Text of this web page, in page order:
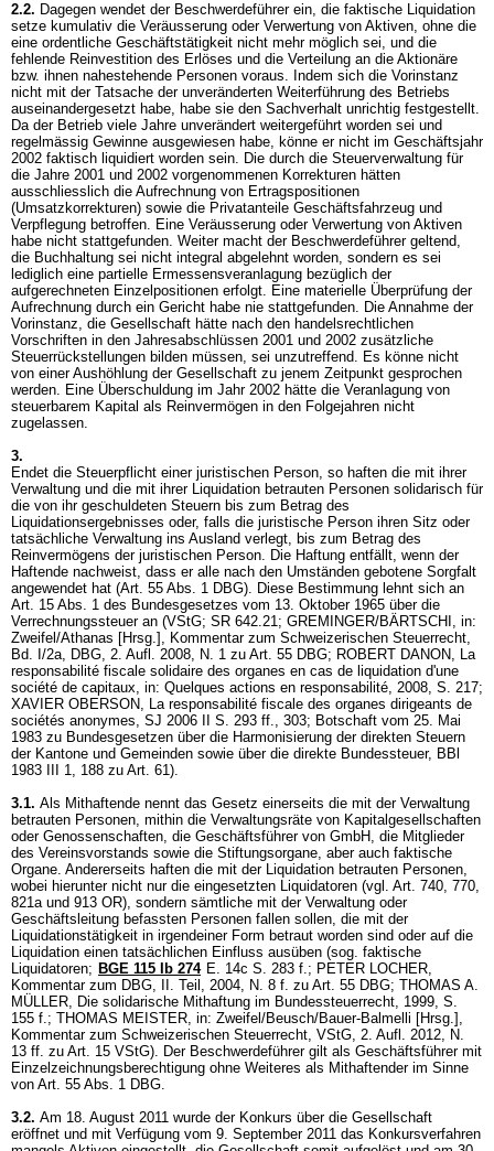
2.2. Dagegen wendet der Beschwerdeführer ein, die faktische Liquidation
setze kumulativ die Veräusserung oder Verwertung von Aktiven, ohne die
eine ordentliche Geschäftstätigkeit nicht mehr möglich sei, und die
fehlende Reinvestition des Erlöses und die Verteilung an die Aktionäre
bzw. ihnen nahestehende Personen voraus. Indem sich die Vorinstanz
nicht mit der Tatsache der unveränderten Weiterführung des Betriebs
auseinandergesetzt habe, habe sie den Sachverhalt unrichtig festgestellt.
Da der Betrieb viele Jahre unverändert weitergeführt worden sei und
regelmässig Gewinne ausgewiesen habe, könne er nicht im Geschäftsjahr
2002 faktisch liquidiert worden sein. Die durch die Steuerverwaltung für
die Jahre 2001 und 2002 vorgenommenen Korrekturen hätten
ausschliesslich die Aufrechnung von Ertragspositionen
(Umsatzkorrekturen) sowie die Privatanteile Geschäftsfahrzeug und
Verpflegung betroffen. Eine Veräusserung oder Verwertung von Aktiven
habe nicht stattgefunden. Weiter macht der Beschwerdeführer geltend,
die Buchhaltung sei nicht integral abgelehnt worden, sondern es sei
lediglich eine partielle Ermessensveranlagung bezüglich der
aufgerechneten Einzelpositionen erfolgt. Eine materielle Überprüfung der
Aufrechnung durch ein Gericht habe nie stattgefunden. Die Annahme der
Vorinstanz, die Gesellschaft hätte nach den handelsrechtlichen
Vorschriften in den Jahresabschlüssen 2001 und 2002 zusätzliche
Steuerrückstellungen bilden müssen, sei unzutreffend. Es könne nicht
von einer Aushöhlung der Gesellschaft zu jenem Zeitpunkt gesprochen
werden. Eine Überschuldung im Jahr 2002 hätte die Veranlagung von
steuerbarem Kapital als Reinvermögen in den Folgejahren nicht
zugelassen.
3.
Endet die Steuerpflicht einer juristischen Person, so haften die mit ihrer
Verwaltung und die mit ihrer Liquidation betrauten Personen solidarisch für
die von ihr geschuldeten Steuern bis zum Betrag des
Liquidationsergebnisses oder, falls die juristische Person ihren Sitz oder
tatsächliche Verwaltung ins Ausland verlegt, bis zum Betrag des
Reinvermögens der juristischen Person. Die Haftung entfällt, wenn der
Haftende nachweist, dass er alle nach den Umständen gebotene Sorgfalt
angewendet hat (Art. 55 Abs. 1 DBG). Diese Bestimmung lehnt sich an
Art. 15 Abs. 1 des Bundesgesetzes vom 13. Oktober 1965 über die
Verrechnungssteuer an (VStG; SR 642.21; GREMINGER/BÄRTSCHI, in:
Zweifel/Athanas [Hrsg.], Kommentar zum Schweizerischen Steuerrecht,
Bd. I/2a, DBG, 2. Aufl. 2008, N. 1 zu Art. 55 DBG; ROBERT DANON, La
responsabilité fiscale solidaire des organes en cas de liquidation d'une
société de capitaux, in: Quelques actions en responsabilité, 2008, S. 217;
XAVIER OBERSON, La responsabilité fiscale des organes dirigeants de
sociétés anonymes, SJ 2006 II S. 293 ff., 303; Botschaft vom 25. Mai
1983 zu Bundesgesetzen über die Harmonisierung der direkten Steuern
der Kantone und Gemeinden sowie über die direkte Bundessteuer, BBl
1983 III 1, 188 zu Art. 61).
3.1. Als Mithaftende nennt das Gesetz einerseits die mit der Verwaltung
betrauten Personen, mithin die Verwaltungsräte von Kapitalgesellschaften
oder Genossenschaften, die Geschäftsführer von GmbH, die Mitglieder
des Vereinsvorstands sowie die Stiftungsorgane, aber auch faktische
Organe. Andererseits haften die mit der Liquidation betrauten Personen,
wobei hierunter nicht nur die eingesetzten Liquidatoren (vgl. Art. 740, 770,
821a und 913 OR), sondern sämtliche mit der Verwaltung oder
Geschäftsleitung befassten Personen fallen sollen, die mit der
Liquidationstätigkeit in irgendeiner Form betraut worden sind oder auf die
Liquidation einen tatsächlichen Einfluss ausüben (sog. faktische
Liquidatoren; BGE 115 Ib 274 E. 14c S. 283 f.; PETER LOCHER,
Kommentar zum DBG, II. Teil, 2004, N. 8 f. zu Art. 55 DBG; THOMAS A.
MÜLLER, Die solidarische Mithaftung im Bundessteuerrecht, 1999, S.
155 f.; THOMAS MEISTER, in: Zweifel/Beusch/Bauer-Balmelli [Hrsg.],
Kommentar zum Schweizerischen Steuerrecht, VStG, 2. Aufl. 2012, N.
13 ff. zu Art. 15 VStG). Der Beschwerdeführer gilt als Geschäftsführer mit
Einzelzeichnungsberechtigung ohne Weiteres als Mithaftender im Sinne
von Art. 55 Abs. 1 DBG.
3.2. Am 18. August 2011 wurde der Konkurs über die Gesellschaft
eröffnet und mit Verfügung vom 9. September 2011 das Konkursverfahren